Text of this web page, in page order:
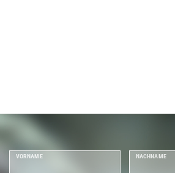
VORNAME NACHNAME